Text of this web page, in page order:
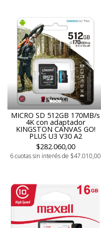
MICRO SD 512GB 170MB/s
4K con adaptador
KINGSTON CANVAS GO!
PLUS U3 V30 A2
$282.060,00
6 cuotas sin interés de $47.010,00